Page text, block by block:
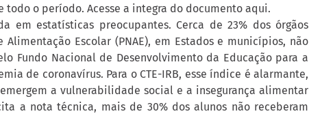
todo o período. Acesse a integra do documento aqui.
em estatísticas preocupantes. Cerca de 23% dos órgãos
Escolar (PNAE), em Estados e municípios, não
Fundo Nacional de Desenvolvimento da Educação para a
de coronavírus. Para o CTE-IRB, esse índice é alarmante,
a vulnerabilidade social e a insegurança alimentar
a nota técnica, mais de 30% dos alunos não receberam